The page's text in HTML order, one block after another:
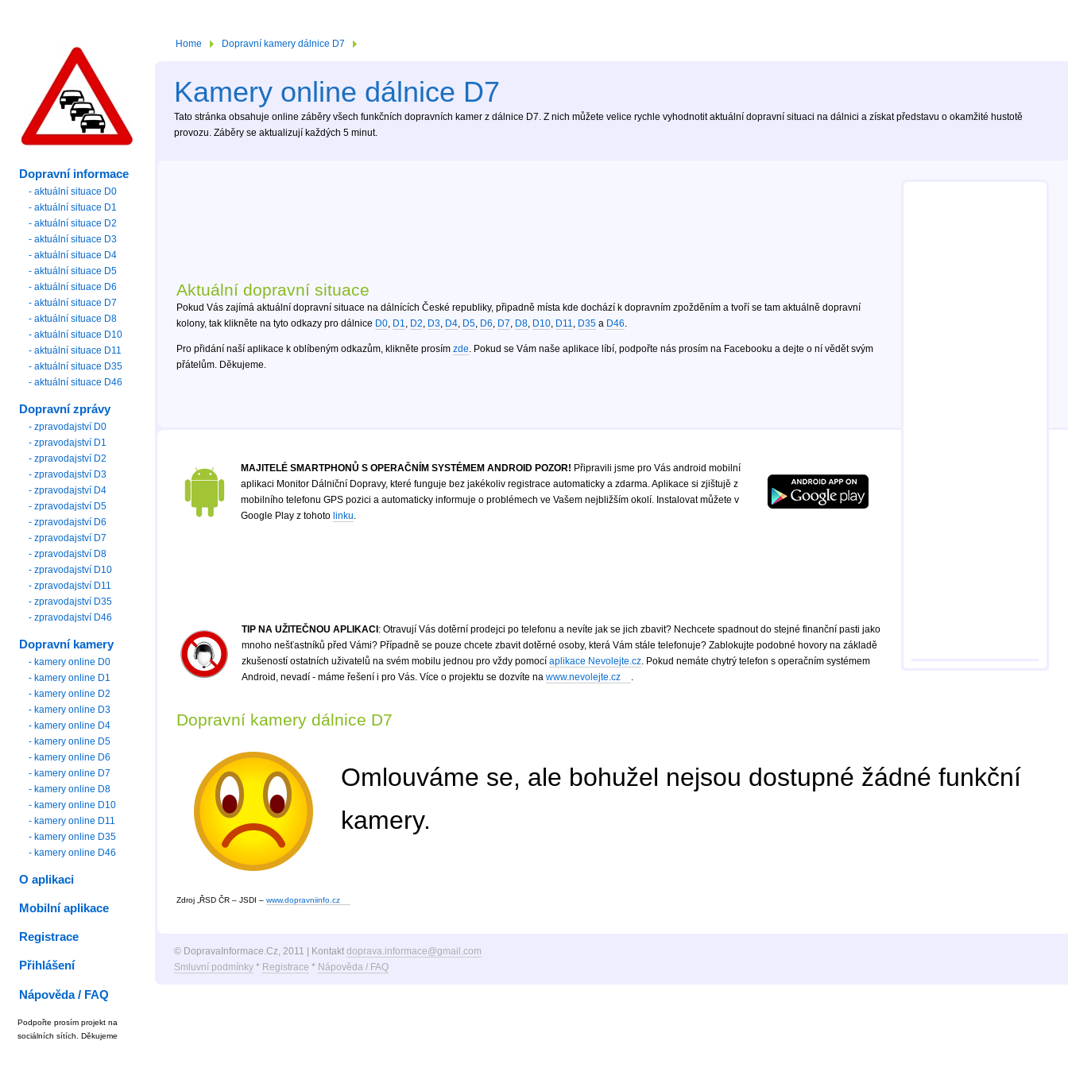
Home Dopravní kamery dálnice D7
Kamery online dálnice D7
Tato stránka obsahuje online záběry všech funkčních dopravních kamer z dálnice D7. Z nich můžete velice rychle vyhodnotit aktuální dopravní situaci na dálnici a získat představu o okamžité hustotě
provozu. Záběry se aktualizují každých 5 minut.
Aktuální dopravní situace
Pokud Vás zajímá aktuální dopravní situace na dálnících České republiky, připadně místa kde dochází k dopravním zpožděním a tvoří se tam aktuálně dopravní
kolony, tak klikněte na tyto odkazy pro dálnice D0, D1, D2, D3, D4, D5, D6, D7, D8, D10, D11, D35a D46.
Pro přidání naší aplikace k oblíbeným odkazům, klikněte prosím zde. Pokud se Vám naše aplikace líbí, podpořte nás prosím na Facebooku a dejte o ní vědět svým
přátelům. Děkujeme.
MAJITELÉ SMARTPHONŮ S OPERAČNÍM SYSTÉMEM ANDROID POZOR! Připravili jsme pro Vás android mobilní
aplikaci Monitor Dálniční Dopravy, které funguje bez jakékoliv registrace automaticky a zdarma. Aplikace si zjištujě z
mobilního telefonu GPS pozici a automaticky informuje o problémech ve Vašem nejbližším okolí. Instalovat můžete v
Google Play z tohoto linku.
TIP NA UŽITEČNOU APLIKACI: Otravují Vás dotěrní prodejci po telefonu a nevíte jak se jich zbavit? Nechcete spadnout do stejné finanční pasti jako
mnoho nešťastníků před Vámi? Případně se pouze chcete zbavit dotěrné osoby, která Vám stále telefonuje? Zablokujte podobné hovory na základě
zkušeností ostatních uživatelů na svém mobilu jednou pro vždy pomocíaplikace Nevolejte.cz . Pokud nemáte chytrý telefon s operačním systémem
Android, nevadí - máme řešení i pro Vás. Více o projektu se dozvíte nawww.nevolejte.cz
Dopravní kamery dálnice D7
Omlouváme se, ale bohužel nejsou dostupné žádné funkční
kamery.
Zdroj „ŘSD ČR – JSDI – www.dopravniinfo.cz
© DopravaInformace.Cz, 2011 | Kontakt doprava.informace@gmail.com
Smluvní podmínky* Registrace * Nápověda / FAQ
Dopravní informace
- aktuální situace D0
- aktuální situace D1
- aktuální situace D2
- aktuální situace D3
- aktuální situace D4
- aktuální situace D5
- aktuální situace D6
- aktuální situace D7
- aktuální situace D8
- aktuální situace D10
- aktuální situace D11
- aktuální situace D35
- aktuální situace D46
Dopravní zprávy
- zpravodajství D0
- zpravodajství D1
- zpravodajství D2
- zpravodajství D3
- zpravodajství D4
- zpravodajství D5
- zpravodajství D6
- zpravodajství D7
- zpravodajství D8
- zpravodajství D10
- zpravodajství D11
- zpravodajství D35
- zpravodajství D46
Dopravní kamery
- kamery online D0
- kamery online D1
- kamery online D2
- kamery online D3
- kamery online D4
- kamery online D5
- kamery online D6
- kamery online D7
- kamery online D8
- kamery online D10
- kamery online D11
- kamery online D35
- kamery online D46
O aplikaci
Mobilní aplikace
Registrace
Přihlášení
Nápověda / FAQ
Podpořte prosím projekt na
sociálních sítích. Děkujeme